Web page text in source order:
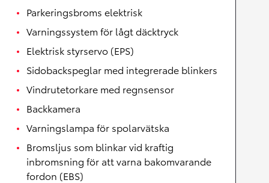
Parkeringsbroms elektrisk
Varningssystem för lågt däcktryck
Elektrisk styrservo (EPS)
Sidobackspeglar med integrerade blinkers
Vindrutetorkare med regnsensor
Backkamera
Varningslampa för spolarvätska
Bromsljus som blinkar vid kraftig
inbromsning för att varna bakomvarande
fordon (EBS)